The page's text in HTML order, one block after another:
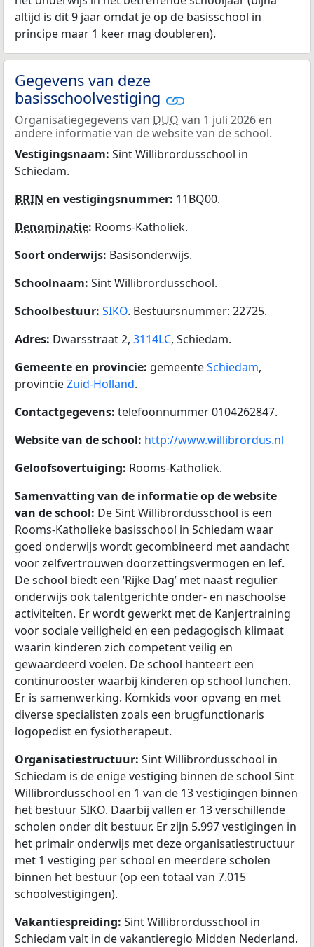
altijd is dit 9 jaar omdat je op de basisschool in
principe maar 1 keer mag doubleren).
Gegevens van deze
basisschoolvestiging
Organisatiegegevens van DUO van 1 juli 2026 en
andere informatie van de website van de school.
Vestigingsnaam: Sint Willibrordusschool in
Schiedam.
BRIN en vestigingsnummer: 11BQ00.
Denominatie: Rooms-Katholiek.
Soort onderwijs: Basisonderwijs.
Schoolnaam: Sint Willibrordusschool.
Schoolbestuur: SIKO. Bestuursnummer: 22725.
Adres: Dwarsstraat 2, 3114LC, Schiedam.
Gemeente en provincie: gemeenteSchiedam,
provincieZuid-Holland.
Contactgegevens: telefoonnummer 0104262847.
Website van de school: http://www.willibrordus.nl
Geloofsovertuiging: Rooms-Katholiek.
Samenvatting van de informatie op de website
van de school: De Sint Willibrordusschool is een
Rooms-Katholieke basisschool in Schiedam waar
goed onderwijs wordt gecombineerd met aandacht
voor zelfvertrouwen doorzettingsvermogen en lef.
De school biedt een ’Rijke Dag’ met naast regulier
onderwijs ook talentgerichte onder- en naschoolse
activiteiten. Er wordt gewerkt met de Kanjertraining
voor sociale veiligheid en een pedagogisch klimaat
waarin kinderen zich competent veilig en
gewaardeerd voelen. De school hanteert een
continurooster waarbij kinderen op school lunchen.
Er is samenwerking. Komkids voor opvang en met
diverse specialisten zoals een brugfunctionaris
logopedist en fysiotherapeut.
Organisatiestructuur: Sint Willibrordusschool in
Schiedam is de enige vestiging binnen de school Sint
Willibrordusschool en 1 van de 13 vestigingen binnen
het bestuur SIKO. Daarbij vallen er 13 verschillende
scholen onder dit bestuur. Er zijn 5.997 vestigingen in
het primair onderwijs met deze organisatiestructuur
met 1 vestiging per school en meerdere scholen
binnen het bestuur (op een totaal van 7.015
schoolvestigingen).
Vakantiespreiding: Sint Willibrordusschool in
Schiedam valt in de vakantieregio Midden Nederland.